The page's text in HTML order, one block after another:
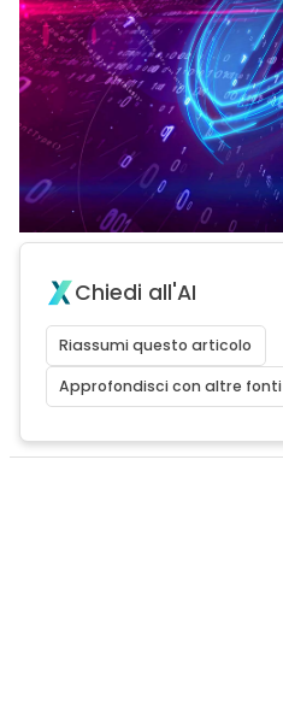
Chiedi all'AI
Riassumi questo articolo
Approfondisci con altre fonti